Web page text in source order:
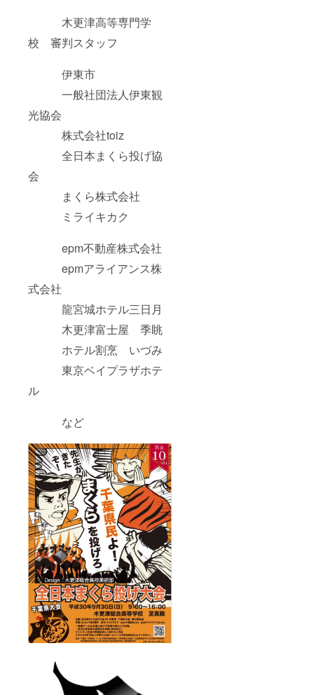
木更津高等専門学
校 審判スタッフ
伊東市
一般社団法人伊東観
光協会
株式会社toiz
全日本まくら投げ協
会
まくら株式会社
ミライキカク
epm不動産株式会社
epmアライアンス株
式会社
龍宮城ホテル三日月
木更津富士屋 季眺
ホテル割烹 いづみ
東京ベイプラザホテ
ル
など